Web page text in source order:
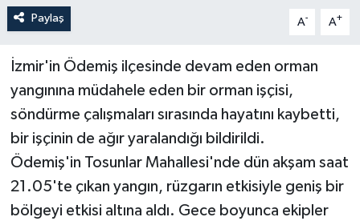
Paylaş A- A+
İzmir'in Ödemiş ilçesinde devam eden orman
yangınına müdahele eden bir orman işçisi,
söndürme çalışmaları sırasında hayatını kaybetti,
bir işçinin de ağır yaralandığı bildirildi.
Ödemiş'in Tosunlar Mahallesi'nde dün akşam saat
21.05'te çıkan yangın, rüzgarın etkisiyle geniş bir
bölgeyi etkisi altına aldı. Gece boyunca ekipler